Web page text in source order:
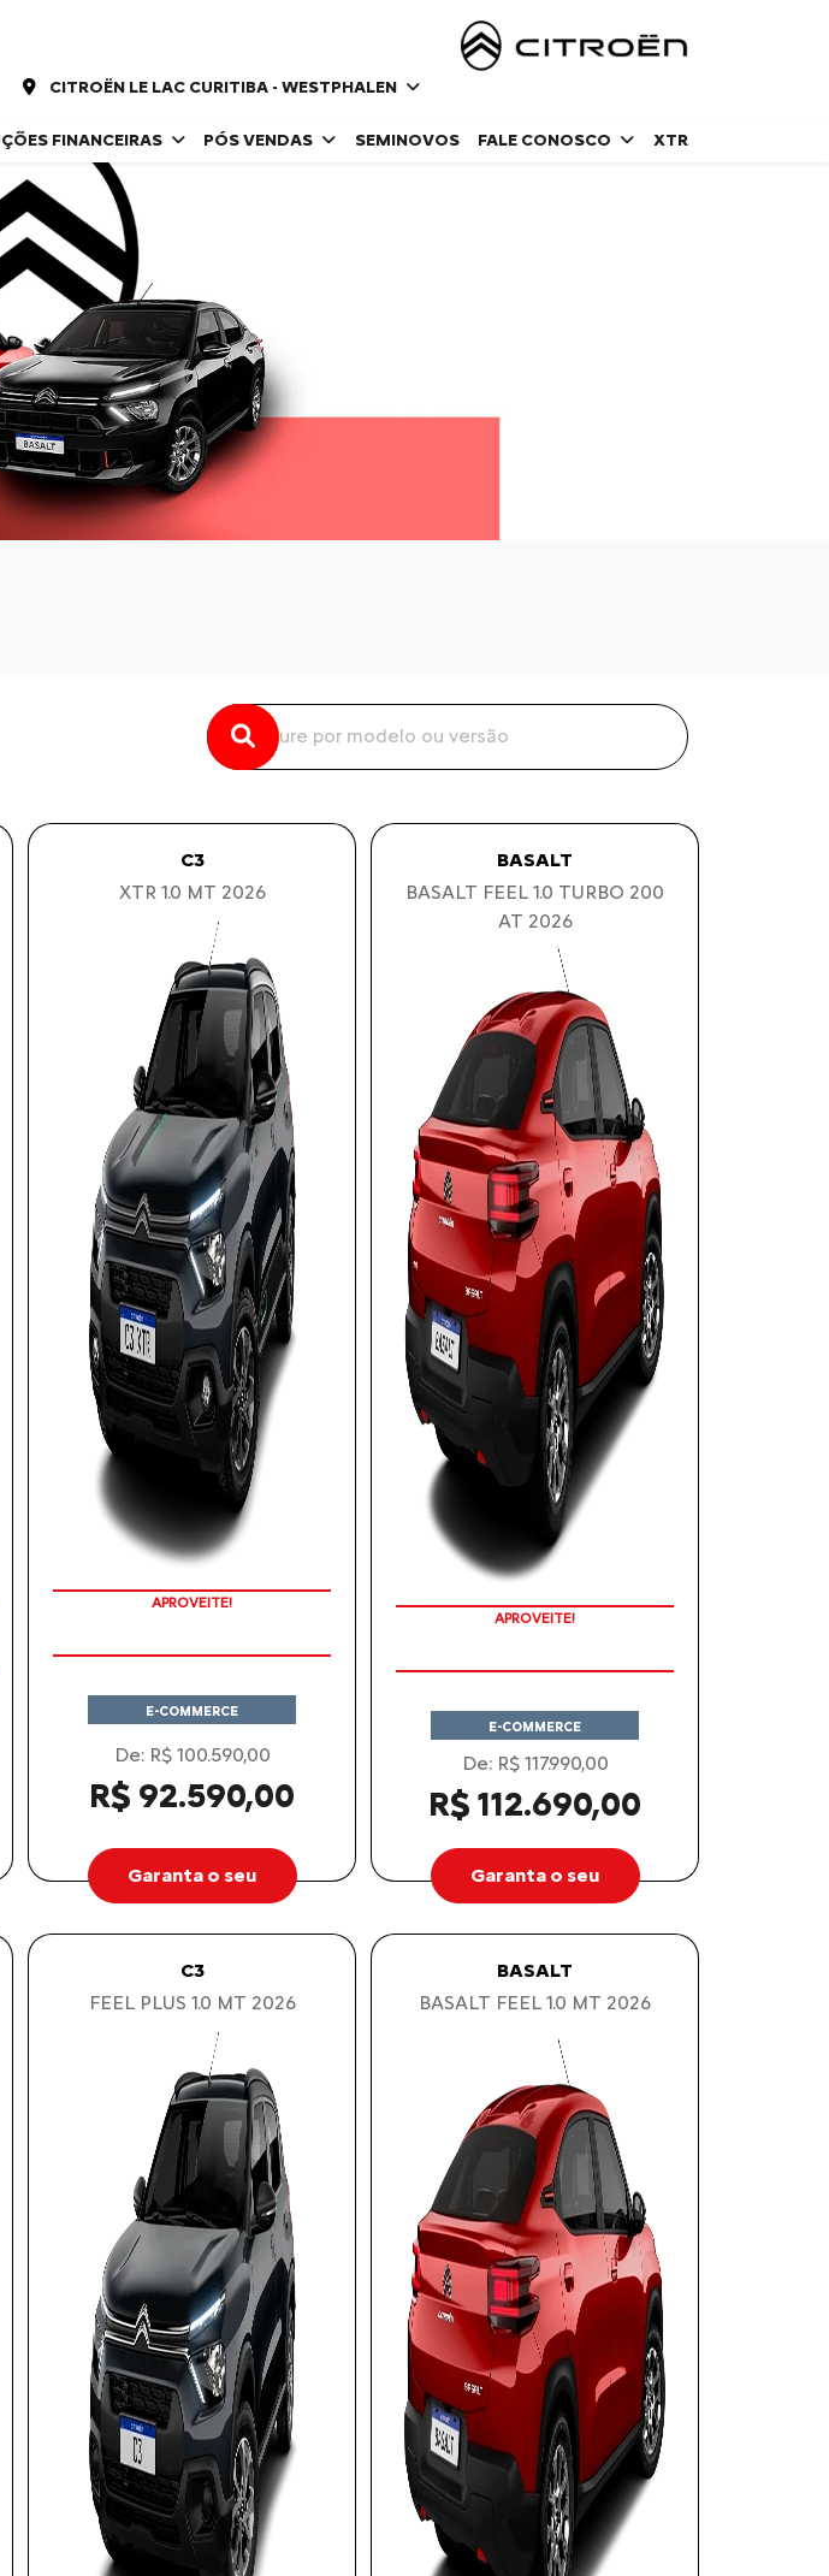
CITROËN LE LAC CURITIBA - WESTPHALEN
FINANCEIRAS PÓS VENDAS SEMINOVOS FALE CONOSCO XTR
C3
XTR 1.0 MT 2026
PREÇOS REDUZIDOS
E-COMMERCE
De: R$ 100.590,00
R$ 92.590,00
Garanta o seu
BASALT
BASALT FEEL 1.0 TURBO 200
AT 2026
PREÇOS REDUZIDOS
E-COMMERCE
De: R$ 117.990,00
R$ 112.690,00
Garanta o seu
C3
FEEL PLUS 1.0 MT 2026
BASALT
BASALT FEEL 1.0 MT 2026